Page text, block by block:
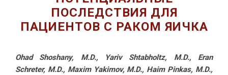
ПОСЛЕДСТВИЯ ДЛЯ
ПАЦИЕНТОВ С РАКОМ ЯИЧКА
Ohad Shoshany, M.D., Yariv Shtabholtz, M.D., Eran
Schreter, M.D., Maxim Yakimov, M.D., Haim Pinkas, M.D.,